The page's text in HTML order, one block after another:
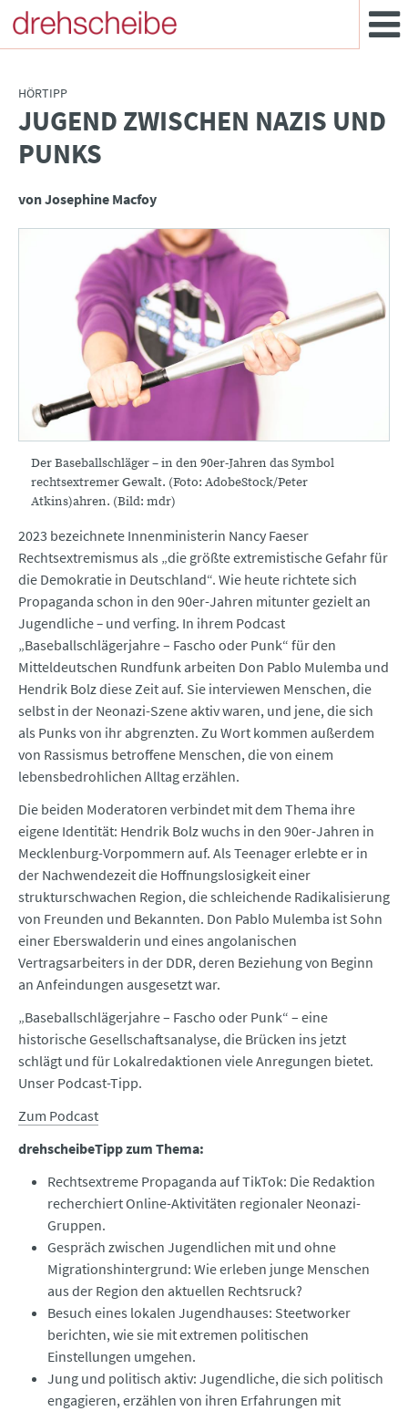
HÖRTIPP
JUGEND ZWISCHEN NAZIS UND
PUNKS
von Josephine Macfoy
Der Baseballschläger – in den 90er-Jahren das Symbol
rechtsextremer Gewalt. (Foto: AdobeStock/Peter
Atkins)ahren. (Bild: mdr)
2023 bezeichnete Innenministerin Nancy Faeser
Rechtsextremismus als „die größte extremistische Gefahr für
die Demokratie in Deutschland“. Wie heute richtete sich
Propaganda schon in den 90er-Jahren mitunter gezielt an
Jugendliche– und verfing. In ihrem Podcast
„Baseballschlägerjahre – Fascho oder Punk“ für den
Mitteldeutschen Rundfunk arbeiten Don Pablo Mulemba und
Hendrik Bolz diese Zeit auf. Sie interviewen Menschen, die
selbst in der Neonazi-Szene aktiv waren, und jene, die sich
als Punks von ihr abgrenzten. Zu Wort kommen außerdem
von Rassismus betroffene Menschen, die von einem
lebensbedrohlichen Alltag erzählen.
Die beiden Moderatoren verbindet mit dem Thema ihre
eigene Identität: Hendrik Bolz wuchs in den 90er-Jahren in
Mecklenburg-Vorpommern auf. Als Teenager erlebte er in
der Nachwendezeit die Hoffnungslosigkeit einer
strukturschwachen Region, die schleichende Radikalisierung
von Freunden und Bekannten. Don Pablo Mulemba ist Sohn
einer Eberswalderin und eines angolanischen
Vertragsarbeiters in der DDR, deren Beziehung von Beginn
an Anfeindungen ausgesetzt war.
„Baseballschlägerjahre – Fascho oder Punk“ – eine
historische Gesellschaftsanalyse, die Brücken ins jetzt
schlägt und für Lokalredaktionen viele Anregungen bietet.
Unser Podcast-Tipp.
Zum Podcast
drehscheibeTipp zum Thema:
Rechtsextreme Propaganda auf TikTok: Die Redaktion
recherchiert Online-Aktivitäten regionaler Neonazi-
Gruppen.
Gespräch zwischen Jugendlichen mit und ohne
Migrationshintergrund: Wie erleben junge Menschen
aus der Region den aktuellen Rechtsruck?
Besuch eines lokalen Jugendhauses: Steetworker
berichten, wie sie mit extremen politischen
Einstellungen umgehen.
Jung und politisch aktiv: Jugendliche, die sich politisch
engagieren, erzählen von ihren Erfahrungen mit